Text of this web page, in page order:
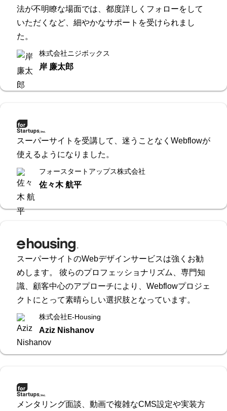
法が不明瞭な場面では、都度詳しくフォローをして
いただくなど、細やかなサポートを受けられまし
た。
株式会社ニジボックス
岸 廉太郎
スーパーサイトを受講して、迷うことなくWebflowが
使えるようになりました。
フォースタートアップス株式会社
佐々木 航平
スーパーサイトのWebデザインサービスは強くお勧
めします。 彼らのプロフェッショナリズム、専門知
識、顧客中心のアプローチにより、Webflowプロジェ
クトにとって素晴らしい選択肢となっています。
株式会社E-Housing
Aziz Nishanov
メンタリング面談、動画で複雑なCMS設定や実装方